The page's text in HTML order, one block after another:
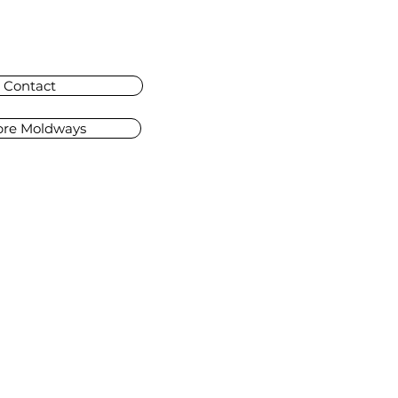
Contact
Moldways